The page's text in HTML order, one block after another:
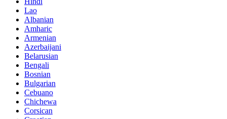
Lao
Albanian
Amharic
Armenian
Azerbaijani
Belarusian
Bengali
Bosnian
Bulgarian
Cebuano
Chichewa
Corsican